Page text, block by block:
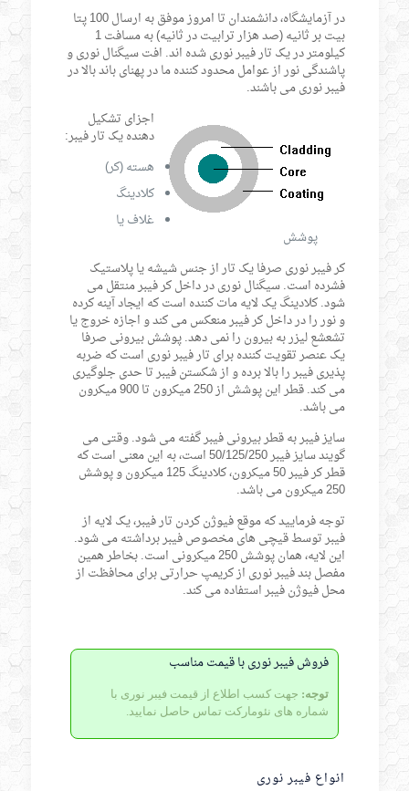
در آزمایشگاه، دانشمندان تا امروز موفق به ارسال 100 پتا
بیت بر ثانیه (صد هزار ترابیت در ثانیه) به مسافت 1
کیلومتر در یک تار فیبر نوری شده اند. افت سیگنال نوری و
پاشندگی نور از عوامل محدود کننده ما در پهنای باند بالا در
فیبر نوری می باشند.
اجزای تشکیل
دهنده یک تار فیبر:
هسته (کر)
کلادینگ
غلاف یا
پوشش
کر فیبر نوری صرفا یک تار از جنس شیشه یا پلاستیک
فشرده است. سیگنال نوری در داخل کر فیبر منتقل می
شود. کلادینگ یک لایه مات کننده است که ایجاد آینه کرده
و نور را در داخل کر فیبر منعکس می کند و اجازه خروج یا
تشعشع لیزر به بیرون را نمی دهد. پوشش بیرونی صرفا
یک عنصر تقویت کننده برای تار فیبر نوری است که ضربه
پذیری فیبر را بالا برده و از شکستن فیبر تا حدی جلوگیری
می کند. قطر این پوشش از 250 میکرون تا 900 میکرون
می باشد.
سایز فیبر به قطر بیرونی فیبر گفته می شود. وقتی می
گویند سایز فیبر 50/125/250 است، به این معنی است که
قطر کر فیبر 50 میکرون، کلادینگ 125 میکرون و پوشش
250 میکرون می باشد.
توجه فرمایید که موقع فیوژن کردن تار فیبر، یک لایه از
فیبر توسط قیچی های مخصوص فیبر برداشته می شود.
این لایه، همان پوشش 250 میکرونی است. بخاطر همین
مفصل بند فیبر نوری از کریمپ حرارتی برای محافظت از
محل فیوژن فیبر استفاده می کند.
فروش فیبر نوری با قیمت مناسب
توجه: جهت کسب اطلاع از قیمت فیبر نوری با
شماره های نئومارکت تماس حاصل نمایید.
انواع فیبر نوری